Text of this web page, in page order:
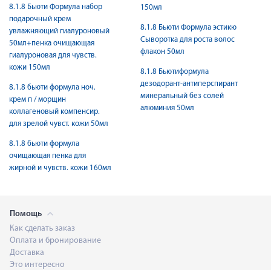
8.1.8 Бьюти Формула набор
подарочный крем
увлажняющий гиалуроновый
50мл+пенка очищающая
гиалуроновая для чувств.
кожи 150мл
8.1.8 бьюти формула ноч.
крем п / морщин
коллагеновый компенсир.
для зрелой чувст. кожи 50мл
8.1.8 бьюти формула
очищающая пенка для
жирной и чувств. кожи 160мл
150мл
8.1.8 Бьюти Формула эстикю
Сыворотка для роста волос
флакон 50мл
8.1.8 Бьютиформула
дезодорант-антиперспирант
минеральный без солей
алюминия 50мл
Помощь
Как сделать заказ
Оплата и бронирование
Доставка
Это интересно